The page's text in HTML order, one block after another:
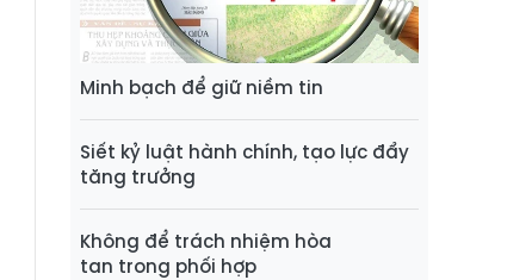
Minh bạch để giữ niềm tin
Siết kỷ luật hành chính, tạo lực đẩy
tăng trưởng
Không để trách nhiệm hòa
tan trong phối hợp